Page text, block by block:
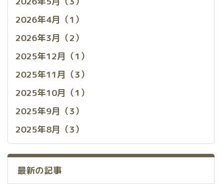
2026年4月（1）
2026年3月（2）
2025年12月（1）
2025年11月（3）
2025年10月（1）
2025年9月（3）
2025年8月（3）
最新の記事